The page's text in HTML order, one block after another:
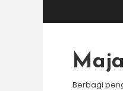
To
Berbagi